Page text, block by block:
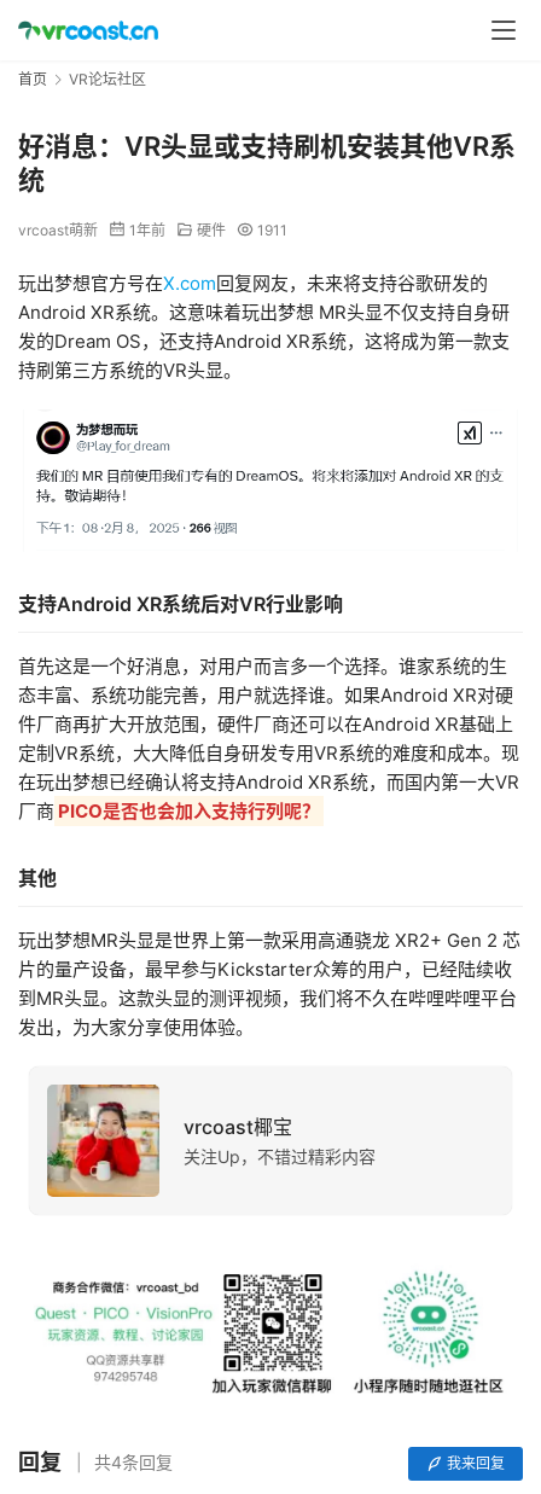
页
首页 VR论坛社区
好消息：VR头显或支持刷机安装其他VR系
统
vrcoast萌新 1年前 硬件 1911
玩出梦想官方号在X.com回复网友，未来将支持谷歌研发的
Android XR系统。这意味着玩出梦想 MR头显不仅支持自身研
发的Dream OS，还支持Android XR系统，这将成为第一款支
持刷第三方系统的VR头显。
支持Android XR系统后对VR行业影响
首先这是一个好消息，对用户而言多一个选择。谁家系统的生
态丰富、系统功能完善，用户就选择谁。如果Android XR对硬
件厂商再扩大开放范围，硬件厂商还可以在Android XR基础上
定制VR系统，大大降低自身研发专用VR系统的难度和成本。现
在玩出梦想已经确认将支持Android XR系统，而国内第一大VR
厂商 PICO是否也会加入支持行列呢？
其他
玩出梦想MR头显是世界上第一款采用高通骁龙 XR2+ Gen 2 芯
片的量产设备，最早参与Kickstarter众筹的用户，已经陆续收
到MR头显。这款头显的测评视频，我们将不久在哔哩哔哩平台
发出，为大家分享使用体验。
vrcoast椰宝
关注Up，不错过精彩内容
回复 共4条回复 我来回复